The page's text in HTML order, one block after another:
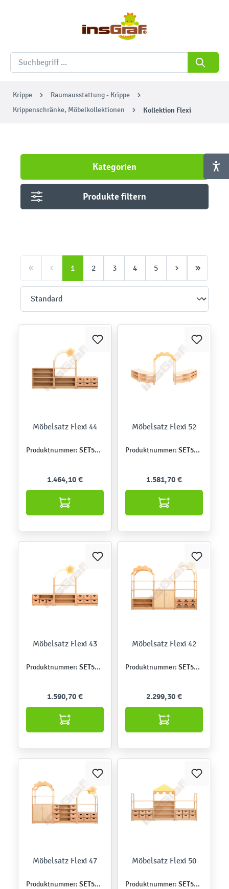
Krippe
Raumausstattung - Krippe
Krippenschränke, Möbelkollektionen
Kollektion Flexi
Kategorien
Produkte filtern
1 2 3 4 5
Möbelsatz Flexi 44
Produktnummer: SET5124
1.464,10 €
Möbelsatz Flexi 52
Produktnummer: SET5133
1.581,70 €
Möbelsatz Flexi 43
Produktnummer: SET5123
1.590,70 €
Möbelsatz Flexi 42
Produktnummer: SET5122
2.299,30 €
Möbelsatz Flexi 47
Produktnummer: SET5127
Möbelsatz Flexi 50
Produktnummer: SET5131